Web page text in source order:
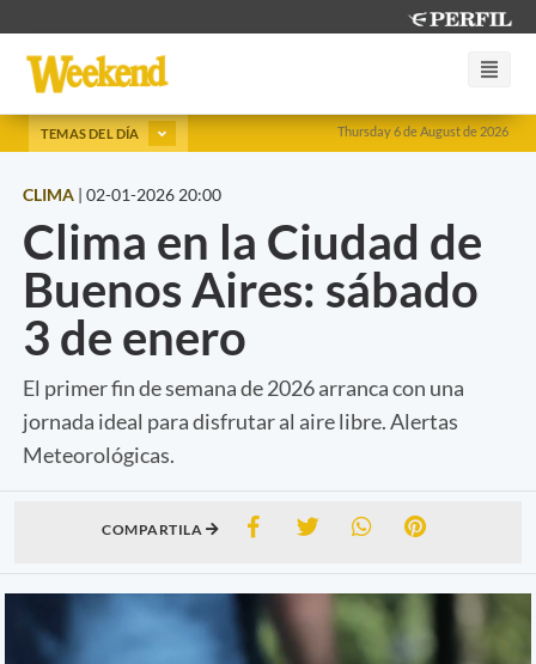
Thursday 6 de August de 2026
TEMAS DEL DÍA
CLIMA | 02-01-2026 20:00
Clima en la Ciudad de
Buenos Aires: sábado
3 de enero
El primer fin de semana de 2026 arranca con una
jornada ideal para disfrutar al aire libre. Alertas
Meteorológicas.
COMPARTILA